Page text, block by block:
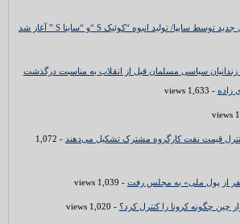
زندانیان سیاسی مسلمان قبل از انقلاب به مناسبت درگذشت
زاده - 1,633 views
قیمت نفت کارگروه مشترک تشکیل می‌دهند
- 1,072
- 1,039 views
چین چگونه کرونا را کنترل کرد؟ - 1,020 views